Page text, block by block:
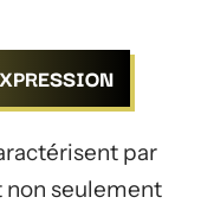
par
non seulement